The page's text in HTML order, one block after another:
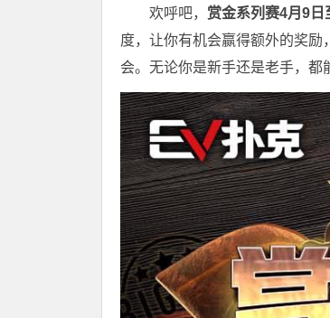
欢呼吧， 赏金系列赛4月9日
度，让你有机会赢得额外的奖
会。无论你是新手还是老手，都